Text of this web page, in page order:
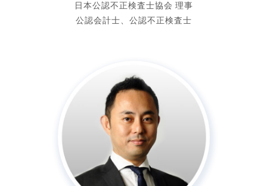
日本公認不正検査士協会 理事
公認会計士、公認不正検査士